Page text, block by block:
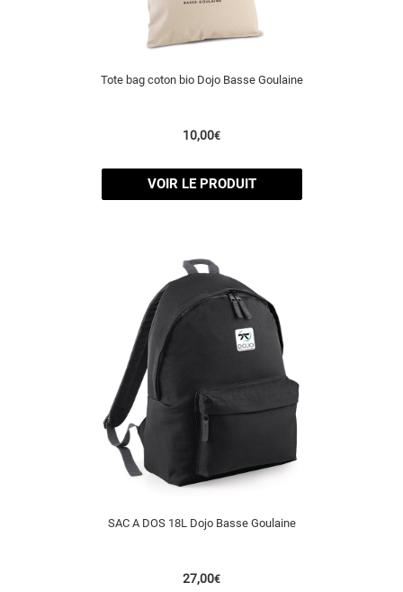
Tote bag coton bio Dojo Basse Goulaine
10,00€
VOIR LE PRODUIT
SAC A DOS 18L Dojo Basse Goulaine
27,00€